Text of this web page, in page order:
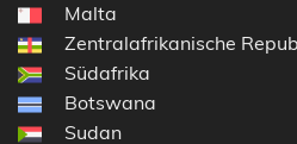
Malta
Zentralafrikanische
Südafrika
Botswana
Sudan